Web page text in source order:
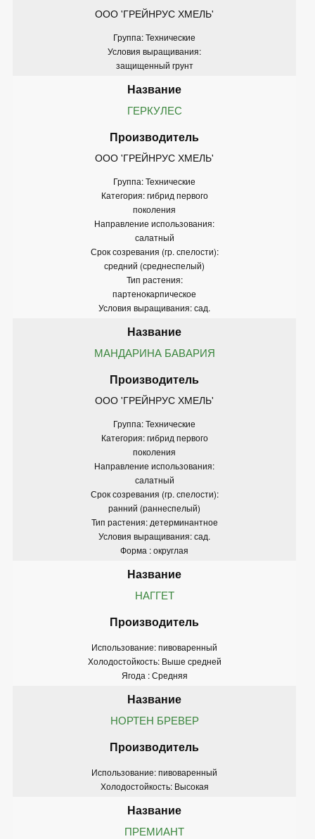
ООО 'ГРЕЙНРУС ХМЕЛЬ'
Группа: Технические
Условия выращивания:
защищенный грунт
ГЕРКУЛЕС
ООО 'ГРЕЙНРУС ХМЕЛЬ'
Группа: Технические
Категория: гибрид первого
поколения
Направление использования:
салатный
Срок созревания (гр. спелости):
средний (среднеспелый)
Тип растения:
партенокарпическое
Условия выращивания: сад.
МАНДАРИНА БАВАРИЯ
ООО 'ГРЕЙНРУС ХМЕЛЬ'
Группа: Технические
Категория: гибрид первого
поколения
Направление использования:
салатный
Срок созревания (гр. спелости):
ранний (раннеспелый)
Тип растения: детерминантное
Условия выращивания: сад.
Форма : округлая
НАГГЕТ
Использование: пивоваренный
Холодостойкость: Выше средней
Ягода : Средняя
НОРТЕН БРЕВЕР
Использование: пивоваренный
Холодостойкость: Высокая
ПРЕМИАНТ